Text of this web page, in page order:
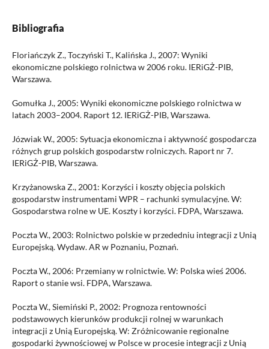
Bibliografia
Floriańczyk Z., Toczyński T., Kalińska J., 2007: Wyniki
ekonomiczne polskiego rolnictwa w 2006 roku. IERiGŻ-PIB,
Warszawa.
Gomułka J., 2005: Wyniki ekonomiczne polskiego rolnictwa w
latach 2003–2004. Raport 12. IERiGŻ-PIB, Warszawa.
Józwiak W., 2005: Sytuacja ekonomiczna i aktywność gospodarcza
różnych grup polskich gospodarstw rolniczych. Raport nr 7.
IERiGŻ-PIB, Warszawa.
Krzyżanowska Z., 2001: Korzyści i koszty objęcia polskich
gospodarstw instrumentami WPR – rachunki symulacyjne. W:
Gospodarstwa rolne w UE. Koszty i korzyści. FDPA, Warszawa.
Poczta W., 2003: Rolnictwo polskie w przededniu integracji z Unią
Europejską. Wydaw. AR w Poznaniu, Poznań.
Poczta W., 2006: Przemiany w rolnictwie. W: Polska wieś 2006.
Raport o stanie wsi. FDPA, Warszawa.
Poczta W., Siemiński P., 2002: Prognoza rentowności
podstawowych kierunków produkcji rolnej w warunkach
integracji z Unią Europejską. W: Zróżnicowanie regionalne
gospodarki żywnościowej w Polsce w procesie integracji z Unią